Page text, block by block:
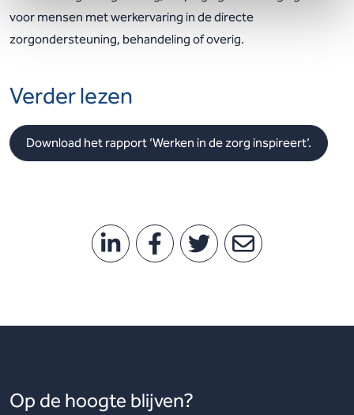
voor mensen met werkervaring in de directe
zorgondersteuning, behandeling of overig.
Verder lezen
Download het rapport ‘Werken in de zorg inspireert’.
Op de hoogte blijven?